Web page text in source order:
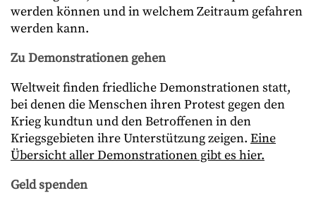
werden können und in welchem Zeitraum gefahren
werden kann.
Zu Demonstrationen gehen
Weltweit finden friedliche Demonstrationen statt,
bei denen die Menschen ihren Protest gegen den
Krieg kundtun und den Betroffenen in den
Kriegsgebieten ihre Unterstützung zeigen. Eine
Übersicht aller Demonstrationen gibt es hier.
Geld spenden